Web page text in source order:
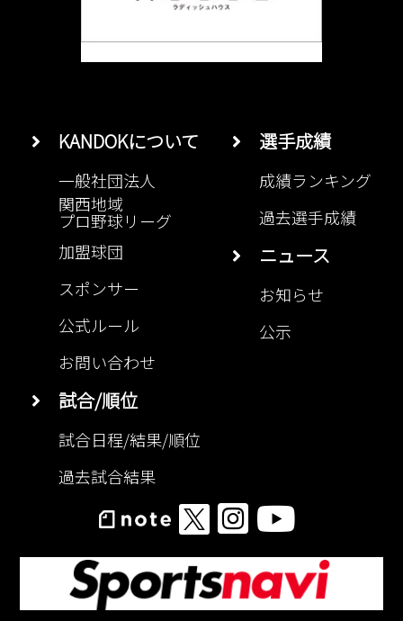
KANDOKについて
一般社団法人
関西地域
プロ野球リーグ
加盟球団
スポンサー
公式ルール
お問い合わせ
試合/順位
試合日程/結果/順位
過去試合結果
選手成績
成績ランキング
過去選手成績
ニュース
お知らせ
公示